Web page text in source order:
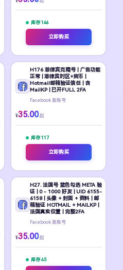
库存 146
立即购买
H176 菲律宾克隆号 | 广告功能
正常 | 菲律宾时区+货币 |
Hotmail邮箱验证信任 | 含
MailKP | 已开FULL 2FA
Facebook 新账号
¥35.00 起
库存 117
立即购买
H27. 法国号 蓝色勾选 META 验
证 | 0 - 1000 好友 | UID 6155-
6158 | 头像 + 封面 + 资料 | 邮
箱验证 HOTMAIL + MAILKP |
法国真实位置 | 完整2FA
Facebook 新账号
¥35.00 起
库存 45